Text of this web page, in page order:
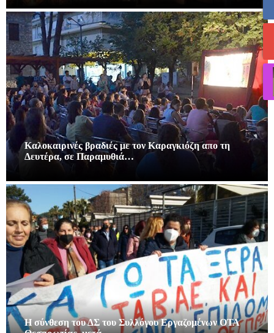
Καλοκαιρινές βραδιές με τον Καραγκιόζη απο τη
Δευτέρα, σε Παραμυθιά…
Η σύνθεση του ΔΣ του Συλλόγου Εργαζομένων ΟΤΑ